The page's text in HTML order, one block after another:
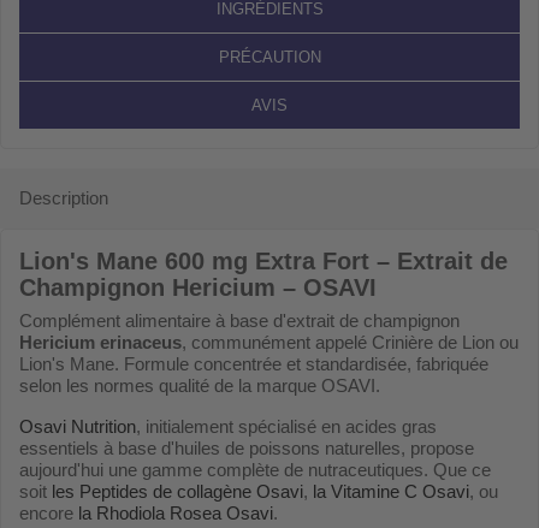
INGRÉDIENTS
PRÉCAUTION
AVIS
Description
Lion's Mane 600 mg Extra Fort – Extrait de
Champignon Hericium – OSAVI
Complément alimentaire à base d'extrait de champignon
Hericium erinaceus, communément appelé Crinière de Lion ou
Lion's Mane. Formule concentrée et standardisée, fabriquée
selon les normes qualité de la marque OSAVI.
Osavi Nutrition, initialement spécialisé en acides gras
essentiels à base d'huiles de poissons naturelles, propose
aujourd'hui une gamme complète de nutraceutiques. Que ce
soit les Peptides de collagène Osavi, la Vitamine C Osavi, ou
encore la Rhodiola Rosea Osavi.